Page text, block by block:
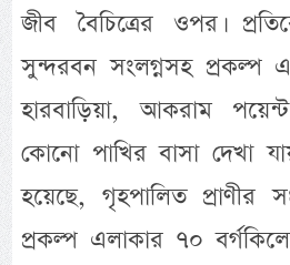
জীব বৈচিত্রের ওপর।
সুন্দরবন সংলগ্নসহ প্রকল্প
হারবাড়িয়া, আকরাম
কোনো পাখির বাসা দেখা
হয়েছে, গৃহপালিত প্রাণীর
প্রকল্প এলাকার ৭০